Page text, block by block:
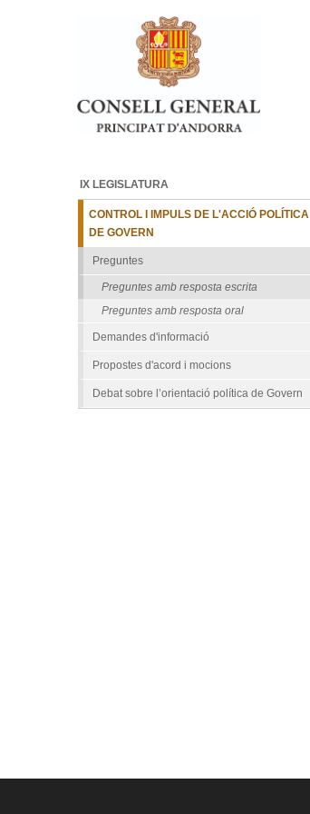
Ves al contingut.
Salta a la navegació
IX LEGISLATURA
CONTROL I IMPULS DE L'ACCIÓ POLÍTICA I
DE GOVERN
Preguntes
Preguntes amb resposta escrita
Preguntes amb resposta oral
Demandes d'informació
Propostes d'acord i mocions
Debat sobre l’orientació política de Govern